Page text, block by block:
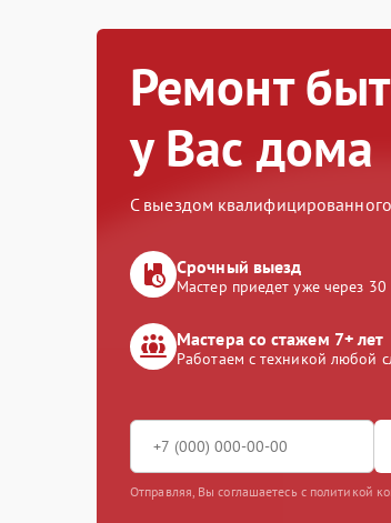
Ремонт
у Вас дома
С выездом
Срочный выезд
Мастер приедет уже через
Мастера со стажем 7+ лет
Работаем с техникой любой
Отправляя, Вы соглашаетесь с политикой